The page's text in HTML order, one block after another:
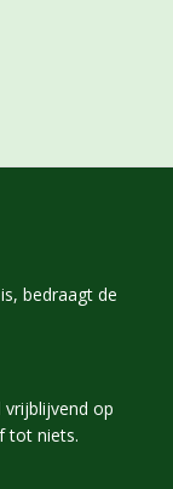
bedraagt de
vrijblijvend op
tot niets.